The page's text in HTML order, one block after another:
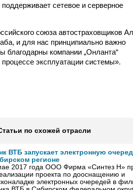
сетевое и серверное
союза автостраховщиков
и для нас принципиально важно
благодарны компании „Онланта“
эксплуатации системы».
по схожей отрасли
ВТБ запускает электронную
регионе
2017 года ООО Фирма «Синтез Н»
проекта по дооснащению и
электронных очередей в